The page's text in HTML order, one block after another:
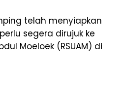
telah menyiapkan
segera dirujuk ke
Moeloek (RSUAM) di